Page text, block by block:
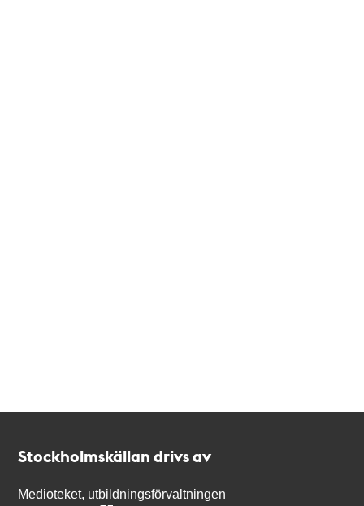
Stockholmskällan drivs av
Medioteket, utbildningsförvaltningen